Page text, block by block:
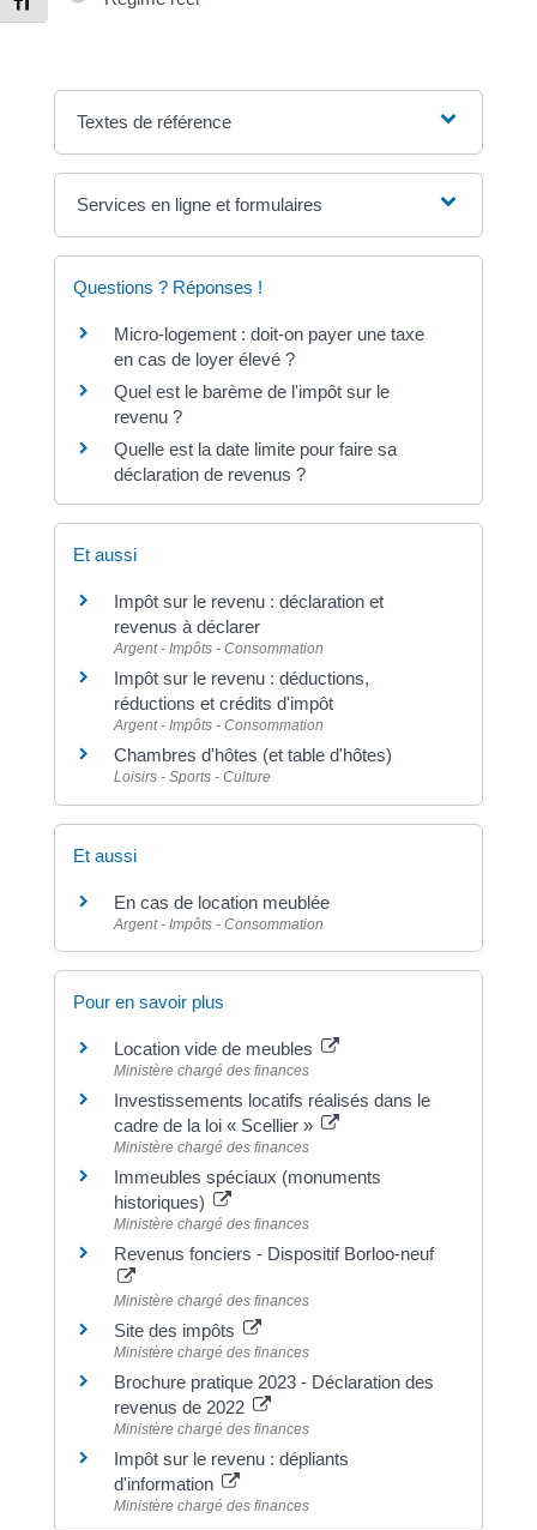
Textes de référence
Services en ligne et formulaires
Questions ? Réponses !
Micro-logement : doit-on payer une taxe
en cas de loyer élevé ?
Quel est le barème de l'impôt sur le
revenu ?
Quelle est la date limite pour faire sa
déclaration de revenus ?
Et aussi
Impôt sur le revenu : déclaration et
revenus à déclarer
Argent - Impôts - Consommation
Impôt sur le revenu : déductions,
réductions et crédits d'impôt
Argent - Impôts - Consommation
Chambres d'hôtes (et table d'hôtes)
Loisirs - Sports - Culture
Et aussi
En cas de location meublée
Argent - Impôts - Consommation
Pour en savoir plus
Location vide de meubles
Ministère chargé des finances
Investissements locatifs réalisés dans le
cadre de la loi « Scellier »
Ministère chargé des finances
Immeubles spéciaux (monuments
historiques)
Ministère chargé des finances
Revenus fonciers - Dispositif Borloo-neuf
Ministère chargé des finances
Site des impôts
Ministère chargé des finances
Brochure pratique 2023 - Déclaration des
revenus de 2022
Ministère chargé des finances
Impôt sur le revenu : dépliants
d'information
Ministère chargé des finances